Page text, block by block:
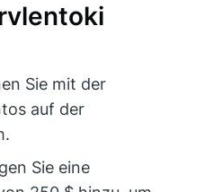
Sie mit der
auf der
Sie eine